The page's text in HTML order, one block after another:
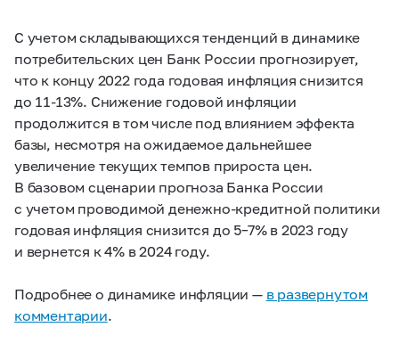
С учетом складывающихся тенденций в динамике
потребительских цен Банк России прогнозирует,
что к концу 2022 года годовая инфляция снизится
до 11-13%. Снижение годовой инфляции
продолжится в том числе под влиянием эффекта
базы, несмотря на ожидаемое дальнейшее
увеличение текущих темпов прироста цен.
В базовом сценарии прогноза Банка России
с учетом проводимой денежно-кредитной политики
годовая инфляция снизится до 5–7%в 2023 году
и вернется к 4% в 2024 году.
Подробнее о динамике инфляции — в развернутом
комментарии.